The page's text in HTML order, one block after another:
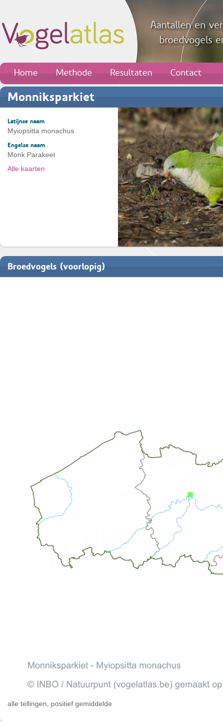
Aantallen en
broedvogels
Home Methode Resultaten Contact
Monniksparkiet
Latijnse naam
Myiopsitta monachus
Engelse naam
Monk Parakeet
Alle kaarten
Broedvogels (voorlopig)
alle tellingen, positief gemiddelde